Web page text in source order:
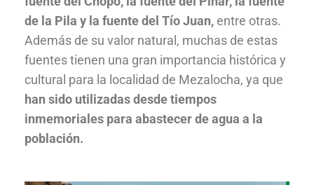
de la Pila y la fuente del Tío Juan, entre otras.
Además de su valor natural, muchas de estas
fuentes tienen una gran importancia histórica y
cultural para la localidad de Mezalocha, ya que
han sido utilizadas desde tiempos
inmemoriales para abastecer de agua a la
población.